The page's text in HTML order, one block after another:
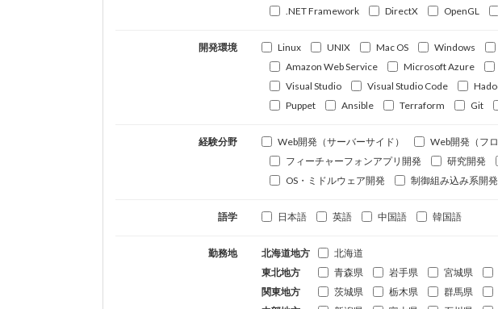
.NET Framework
DirectX OpenGL
開発環境 Linux UNIX Mac OS Windows
Amazon Web Service
Microsoft Azure
Visual Studio
Visual Studio Code
Puppet
Ansible Terraform Git
経験分野 Web開発（サーバーサイド） Web開発（フ
フィーチャーフォンアプリ開発
研究開発
OS・ミドルウェア開発
制御組み込み系開発
語学 日本語 英語 中国語 韓国語
勤務地 北海道地方
北海道
東北地方
青森県 岩手県 宮城県
関東地方
茨城県 栃木県 群馬県